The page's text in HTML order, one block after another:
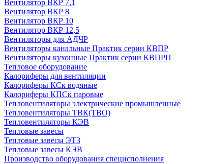
Вентилятор ВКР 7,1
Вентилятор ВКР 8
Вентилятор ВКР 10
Вентилятор ВКР 12,5
Вентиляторы для АДЧР
Вентиляторы канальные Практик серии КВПР
Вентиляторы кухонные Практик серии КВПРП
Тепловое оборудование
Калориферы для вентиляции
Калориферы КСк водяные
Калориферы КПСк паровые
Тепловентиляторы электрические промышленные
Тепловентиляторы ТВК(ТВО)
Тепловентиляторы КЭВ
Тепловые завесы
Тепловые завесы ЭТЗ
Тепловые завесы КЭВ
Производство оборудования специсполнения